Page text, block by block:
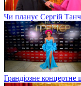
Чи планує Сергій
Грандіозне концертне